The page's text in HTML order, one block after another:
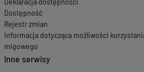
Dostępność
Rejestr zmian
Informacja dotycząca możliwości
migowego
Inne serwisy